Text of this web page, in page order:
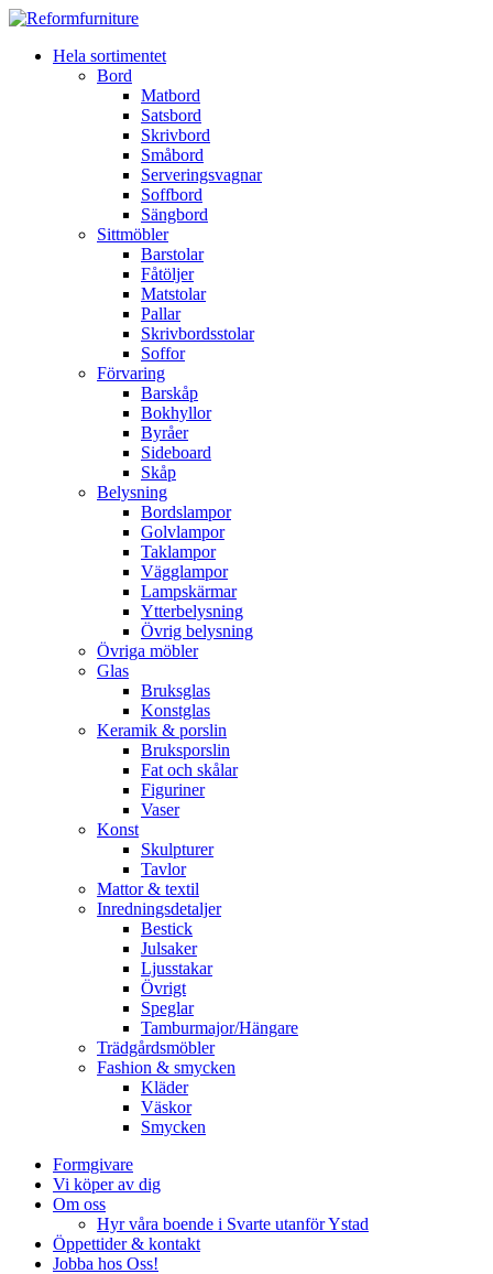
Hela sortimentet
Bord
Matbord
Satsbord
Skrivbord
Småbord
Serveringsvagnar
Soffbord
Sängbord
Sittmöbler
Barstolar
Fåtöljer
Matstolar
Pallar
Skrivbordsstolar
Soffor
Förvaring
Barskåp
Bokhyllor
Byråer
Sideboard
Skåp
Belysning
Bordslampor
Golvlampor
Taklampor
Vägglampor
Lampskärmar
Ytterbelysning
Övrig belysning
Övriga möbler
Glas
Bruksglas
Konstglas
Keramik & porslin
Bruksporslin
Fat och skålar
Figuriner
Vaser
Konst
Skulpturer
Tavlor
Mattor & textil
Inredningsdetaljer
Bestick
Julsaker
Ljusstakar
Övrigt
Speglar
Tamburmajor/Hängare
Trädgårdsmöbler
Fashion & smycken
Kläder
Väskor
Smycken
Formgivare
Vi köper av dig
Om oss
Hyr våra boende i Svarte utanför Ystad
Öppettider & kontakt
Jobba hos Oss!